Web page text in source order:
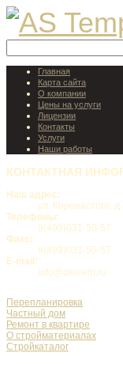
Главная
Карта сайта
О компании
Цены на услуги
Лицензии
Контакты
Услуги
Наши работы
КОНТАКТНАЯ
Наш адрес:
ул. Коренастого,
Телефоны:
8(499)031-50-57
Факс:
8(499)031-50-57
E-mail:
info@desrem.ru
Перепланировка
Частный дом
Ремонт в квартире
О стройматериалах
Стройкаталог